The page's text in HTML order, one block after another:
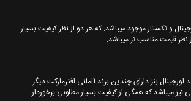
و تکستار موجود میباشد. که هر دو از نظر کیفیت بسیار
نظر قیمت مناسب تر میباشد.
اورجینال بنز دارای چندین برند آلمانی افترمارکت دیگر
نیز میباشد که همگی از کیفیت بسیار مطلوبی برخوردار